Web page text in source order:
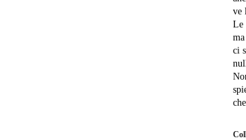
ve
Le
ci